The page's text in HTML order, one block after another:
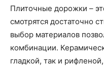
Плиточные дорожки –
смотрятся достаточно
выбор материалов
комбинации.
гладкой, так и